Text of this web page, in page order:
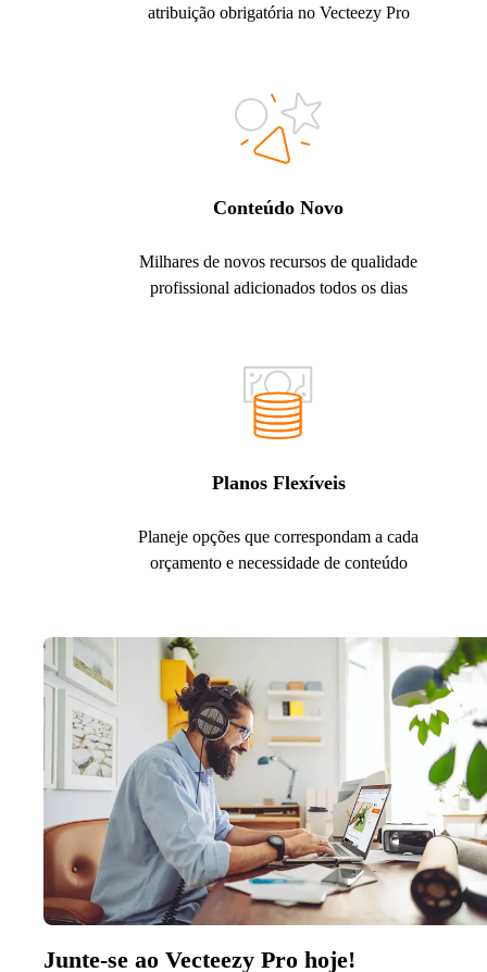
atribuição obrigatória no Vecteezy Pro
Conteúdo Novo
Milhares de novos recursos de qualidade
profissional adicionados todos os dias
Planos Flexíveis
Planeje opções que correspondam a cada
orçamento e necessidade de conteúdo
Junte-se ao Vecteezy Pro hoje!